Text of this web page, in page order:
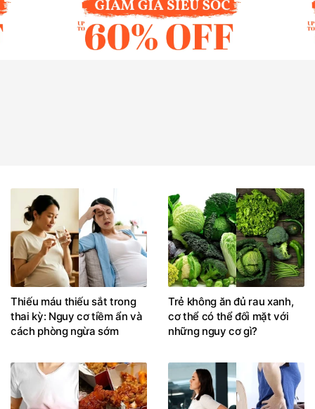
Thiếu máu thiếu sắt trong
thai kỳ: Nguy cơ tiềm ẩn và
cách phòng ngừa sớm
Trẻ không ăn đủ rau xanh,
cơ thể có thể đối mặt với
những nguy cơ gì?